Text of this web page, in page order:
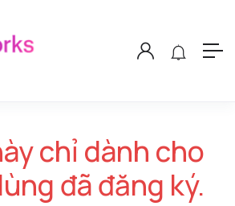
chỉ dành cho
đã đăng ký.